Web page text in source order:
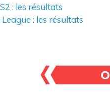
: les résultats
: les résultats